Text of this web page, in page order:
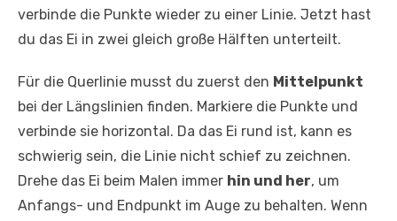
verbinde die Punkte wieder zu einer Linie. Jetzt hast
du das Ei in zwei gleich große Hälften unterteilt.
Für die Querlinie musst du zuerst den Mittelpunkt
bei der Längslinien finden. Markiere die Punkte und
verbinde sie horizontal. Da das Ei rund ist, kann es
schwierig sein, die Linie nicht schief zu zeichnen.
Drehe das Ei beim Malen immer hin und her, um
Anfangs- und Endpunkt im Auge zu behalten. Wenn